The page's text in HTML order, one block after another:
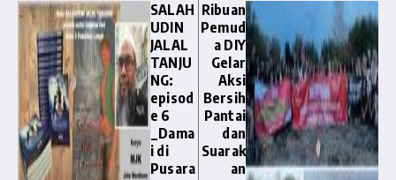
SALAH
UDIN
JALAL
TANJU
NG:
episod
e 6
_Dama
i di
Pusara
Ribuan
Pemud
a DIY
Gelar
Aksi
Bersih
Pantai
dan
Suarak
an